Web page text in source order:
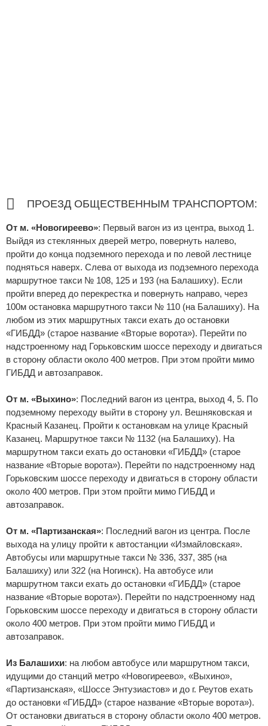
ПРОЕЗД ОБЩЕСТВЕННЫМ ТРАНСПОРТОМ:
От м. «Новогиреево»: Первый вагон из из центра, выход 1.
Выйдя из стеклянных дверей метро, повернуть налево,
пройти до конца подземного перехода и по левой лестнице
подняться наверх. Слева от выхода из подземного перехода
маршрутное такси № 108, 125 и 193 (на Балашиху). Если
пройти вперед до перекрестка и повернуть направо, через
100м остановка маршрутного такси № 110 (на Балашиху). На
любом из этих маршрутных такси ехать до остановки
«ГИБДД» (старое название «Вторые ворота»). Перейти по
надстроенному над Горьковским шоссе переходу и двигаться
в сторону области около 400 метров. При этом пройти мимо
ГИБДД и автозаправок.
От м. «Выхино»: Последний вагон из центра, выход 4, 5. По
подземному переходу выйти в сторону ул. Вешняковская и
Красный Казанец. Пройти к остановкам на улице Красный
Казанец. Маршрутное такси № 1132 (на Балашиху). На
маршрутном такси ехать до остановки «ГИБДД» (старое
название «Вторые ворота»). Перейти по надстроенному над
Горьковским шоссе переходу и двигаться в сторону области
около 400 метров. При этом пройти мимо ГИБДД и
автозаправок.
От м. «Партизанская»: Последний вагон из центра. После
выхода на улицу пройти к автостанции «Измайловская».
Автобусы или маршрутные такси № 336, 337, 385 (на
Балашиху) или 322 (на Ногинск). На автобусе или
маршрутном такси ехать до остановки «ГИБДД» (старое
название «Вторые ворота»). Перейти по надстроенному над
Горьковским шоссе переходу и двигаться в сторону области
около 400 метров. При этом пройти мимо ГИБДД и
автозаправок.
Из Балашихи: на любом автобусе или маршрутном такси,
идущими до станций метро «Новогиреево», «Выхино»,
«Партизанская», «Шоссе Энтузиастов» и до г. Реутов ехать
до остановки «ГИБДД» (старое название «Вторые ворота»).
От остановки двигаться в сторону области около 400 метров.